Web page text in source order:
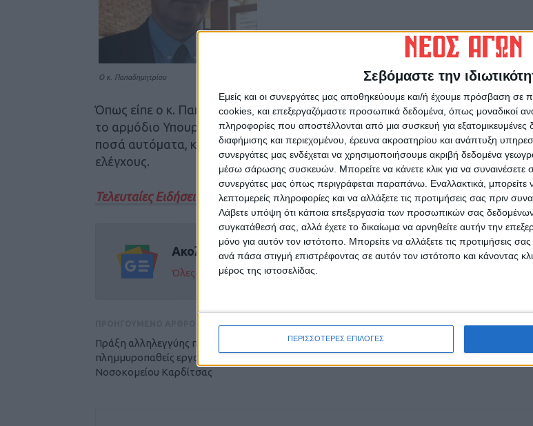
Σεβόμαστε την
Εμείς και οι συνεργάτες μας αποθηκεύουμε και/ή έχουμε πρόσβαση
cookies, και επεξεργαζόμαστε προσωπικά δεδομένα, όπως μοναδικοί
πληροφορίες που αποστέλλονται από μια συσκευή για εξατομικευμένες
διαφήμισης και περιεχομένου, έρευνα ακροατηρίου και ανάπτυξη
συνεργάτες μας ενδέχεται να χρησιμοποιήσουμε ακριβή δεδομένα
μέσω σάρωσης συσκευών. Μπορείτε να κάνετε κλικ για να συναινέσετε
συνεργάτες μας όπως περιγράφεται παραπάνω. Εναλλακτικά,
λεπτομερείς πληροφορίες και να αλλάξετε τις προτιμήσεις σας πριν
Λάβετε υπόψη ότι κάποια επεξεργασία των προσωπικών σας δεδομένων
συγκατάθεσή σας, αλλά έχετε το δικαίωμα να αρνηθείτε αυτήν την
μόνο για αυτόν τον ιστότοπο. Μπορείτε να αλλάξετε τις προτιμήσεις
ανά πάσα στιγμή επιστρέφοντας σε αυτόν τον ιστότοπο και κάνοντας
μέρος της ιστοσελίδας.
ΠΕΡΙΣΣΟΤΕΡΕΣ ΕΠΙΛΟΓΕΣ
Ο κ. Παπαδημητρίου
Όπως είπε ο κ. Παπαδημητρίου, για το θέμα είχε επικοινωνία με την
το αρμόδιο Υπουργείο. Καλό θα ήταν, είπε, να γίνει αίτηση απ’ όσους δεν
ποσά αυτόματα, καθώς μπορεί να υπήρχε πρόβλημα με τους
ελέγχους.
Τελευταίες Ειδήσεις Σήμερα
Ακολούθησε την εφημερίδα ΝΕΟΣ ΑΓΩΝ στο Google News!
Όλες οι εξελίξεις στην περιοχή της Καρδίτσας και ευρύτερα της Θεσσαλίας
Πράξη αλληλεγγύης προς τους
πλημμυροπαθείς εργαζομένους του
Νοσοκομείου Καρδίτσας
Στην κυκλοφορία η γέφυρα
οχήματα βάρους έως